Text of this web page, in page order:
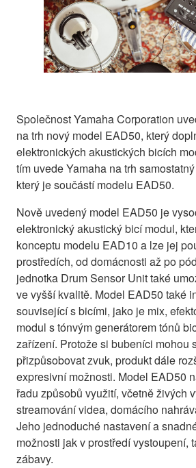
Společnost Yamaha Corporation
na trh nový model EAD50, který
elektronických akustických bicích
tím uvede Yamaha na trh
který je součástí modelu EAD50.
Nově uvedený model EAD50 je
elektronický akustický bicí modul,
konceptu modelu EAD10 a lze jej
prostředích, od domácnosti až po
jednotka Drum Sensor Unit také
ve vyšší kvalitě. Model EAD50 také
související s bicími, jako je mix,
modul s tónvým generátorem tónů
zařízení. Protože si bubeníci mohou
přizpůsobovat zvuk, produkt dále
expresivní možnosti. Model EAD50
řadu způsobů využití, včetně živých
streamování videa, domácího
Jeho jednoduché nastavení a
možnosti jak v prostředí vystoupení,
zábavy.